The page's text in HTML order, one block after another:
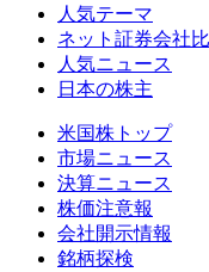
人気テーマ
ネット証券会社
人気ニュース
日本の株主
米国株トップ
市場ニュース
決算ニュース
株価注意報
会社開示情報
銘柄探検